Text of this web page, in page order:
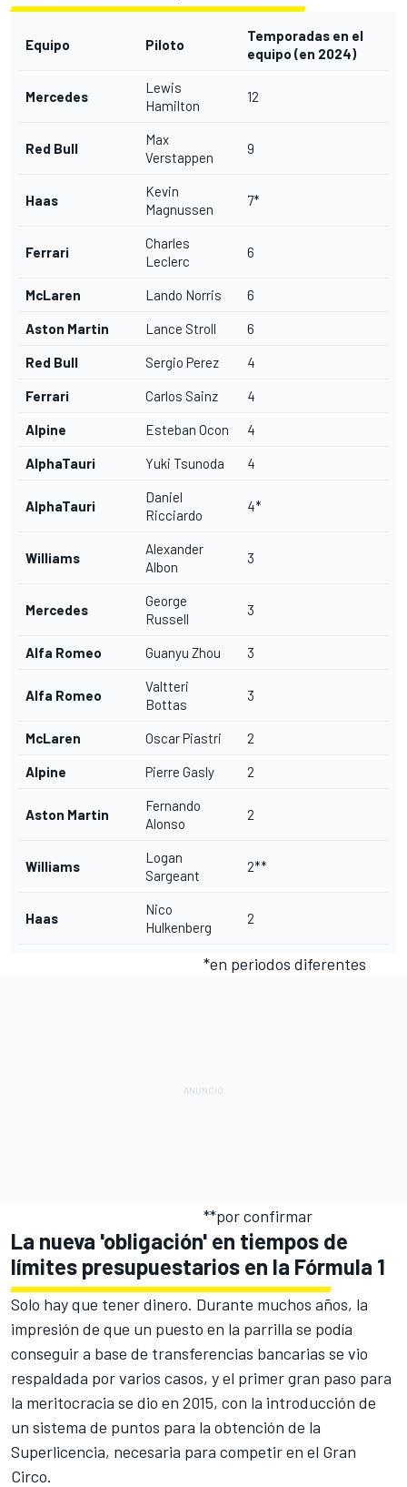
Equipo Piloto
Temporadas en el
equipo (en 2024)
Mercedes
Lewis
Hamilton
12
Red Bull
Max
Verstappen
9
Haas
Kevin
Magnussen
7*
Ferrari
Charles
Leclerc
6
McLaren Lando Norris 6
Aston Martin Lance Stroll 6
Red Bull Sergio Perez 4
Ferrari Carlos Sainz 4
Alpine Esteban Ocon 4
AlphaTauri Yuki Tsunoda 4
AlphaTauri
Daniel
Ricciardo
4*
Williams
Alexander
Albon
3
Mercedes
George
Russell
3
Alfa Romeo Guanyu Zhou 3
Alfa Romeo
Valtteri
Bottas
3
McLaren Oscar Piastri 2
Alpine Pierre Gasly 2
Aston Martin
Fernando
Alonso
2
Williams
Logan
Sargeant
2**
Haas
Nico
Hulkenberg
2
*en periodos diferentes
**por confirmar
La nueva 'obligación' en tiempos de
límites presupuestarios en la Fórmula 1
Solo hay que tener dinero. Durante muchos años, la
impresión de que un puesto en la parrilla se podía
conseguir a base de transferencias bancarias se vio
respaldada por varios casos, y el primer gran paso para
la meritocracia se dio en 2015, con la introducción de
un sistema de puntos para la obtención de la
Superlicencia, necesaria para competir en el Gran
Circo.